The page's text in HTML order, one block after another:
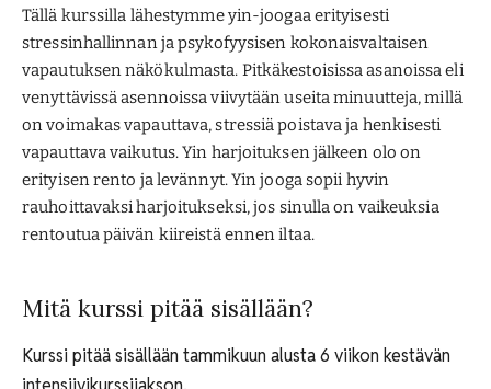
Tällä kurssilla lähestymme yin-joogaa erityisesti
stressinhallinnan ja psykofyysisen kokonaisvaltaisen
vapautuksen näkökulmasta. Pitkäkestoisissa asanoissa eli
venyttävissä asennoissa viivytään useita minuutteja, millä
on voimakas vapauttava, stressiä poistava ja henkisesti
vapauttava vaikutus. Yin harjoituksen jälkeen olo on
erityisen rento ja levännyt. Yin jooga sopii hyvin
rauhoittavaksi harjoitukseksi, jos sinulla on vaikeuksia
rentoutua päivän kiireistä ennen iltaa.
Mitä kurssi pitää sisällään?
Kurssi pitää sisällään tammikuun alusta 6 viikon kestävän